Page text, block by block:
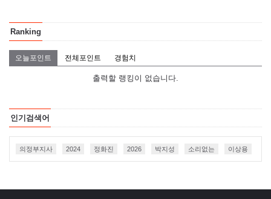
Ranking
오늘포인트 전체포인트 경험치
출력할 랭킹이 없습니다.
인기검색어
의정부지사 2024 정화진 2026 박지성 소리없는 이상용